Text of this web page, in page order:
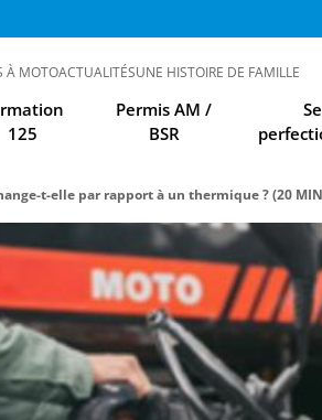
125
Permis AM /
BSR
Se
À MOTOACTUALITÉSUNE HISTOIRE DE FAMILLE
t-elle par rapport à un thermique ? (20